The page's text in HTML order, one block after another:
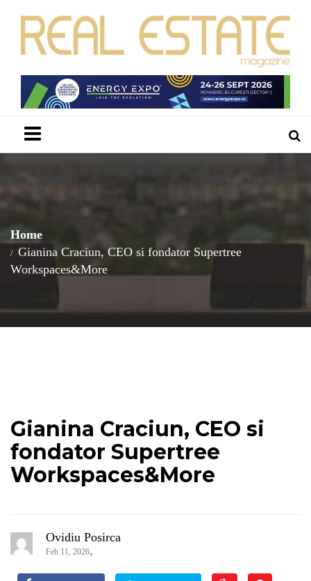
Home
Gianina Craciun, CEO si fondator Supertree
Workspaces&More
Gianina Craciun, CEO si
fondator Supertree
Workspaces&More
Ovidiu Posirca
Feb 11, 2026,